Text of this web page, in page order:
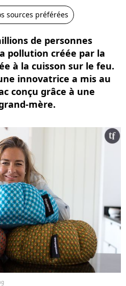
sources préférées
de personnes
pollution créée par la
à la cuisson sur le feu.
innovatrice a mis au
conçu grâce à une
mère.